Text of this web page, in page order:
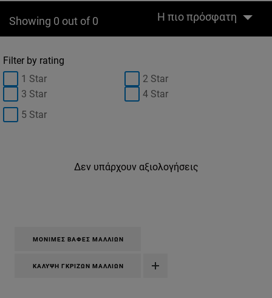
Showing 0 out of 0 Η πιο πρόσφατη
Filter by rating
1 Star
2 Star
3 Star
4 Star
5 Star
Δεν υπάρχουν αξιολογήσεις
ΜΌΝΙΜΕΣ ΒΑΦΈΣ ΜΑΛΛΙΏΝ
ΚΆΛΥΨΗ ΓΚΡΊΖΩΝ ΜΑΛΛΙΏΝ